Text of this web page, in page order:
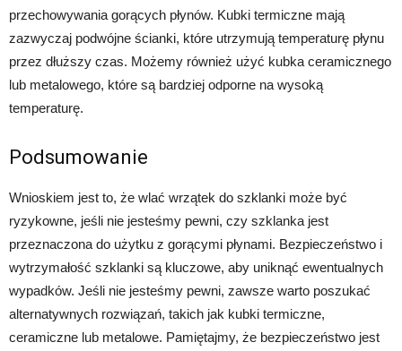
przechowywania gorących płynów. Kubki termiczne mają
zazwyczaj podwójne ścianki, które utrzymują temperaturę płynu
przez dłuższy czas. Możemy również użyć kubka ceramicznego
lub metalowego, które są bardziej odporne na wysoką
temperaturę.
Podsumowanie
Wnioskiem jest to, że wlać wrzątek do szklanki może być
ryzykowne, jeśli nie jesteśmy pewni, czy szklanka jest
przeznaczona do użytku z gorącymi płynami. Bezpieczeństwo i
wytrzymałość szklanki są kluczowe, aby uniknąć ewentualnych
wypadków. Jeśli nie jesteśmy pewni, zawsze warto poszukać
alternatywnych rozwiązań, takich jak kubki termiczne,
ceramiczne lub metalowe. Pamiętajmy, że bezpieczeństwo jest